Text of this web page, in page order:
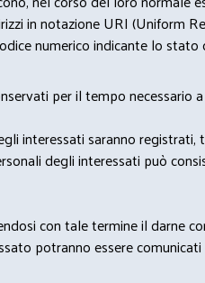
in notazione URI (Uniform
numerico indicante lo
per il tempo
interessati saranno
degli interessati può
con tale termine il darne
potranno essere